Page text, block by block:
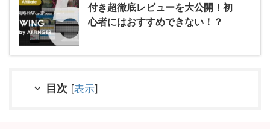
付き超徹底レビューを大公開！初
心者にはおすすめできない！？
目次 [表示]